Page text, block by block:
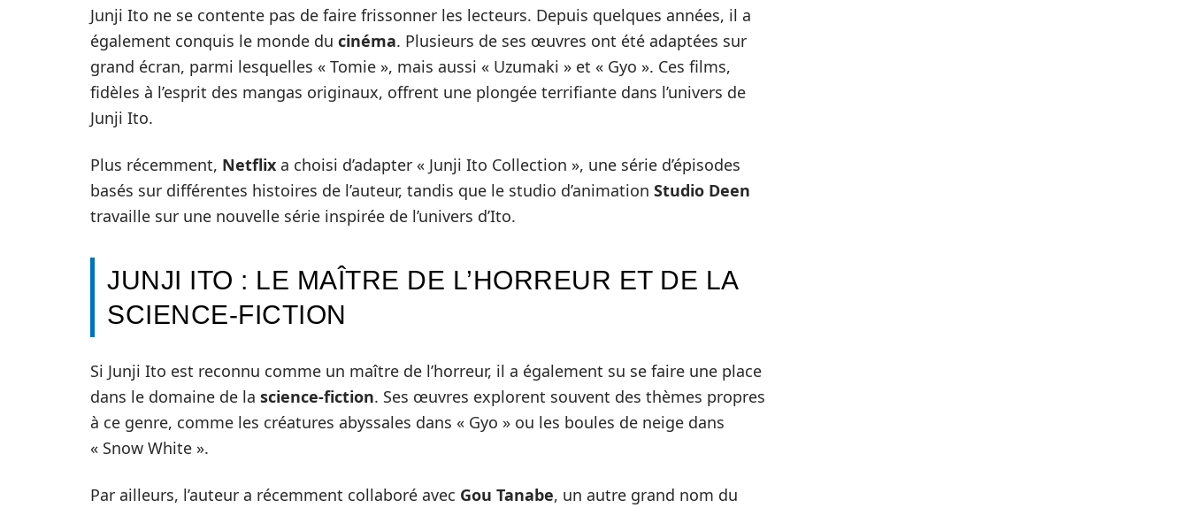
Junji Ito ne se contente pas de faire frissonner les lecteurs. Depuis quelques années, il a
également conquis le monde du cinéma. Plusieurs de ses œuvres ont été adaptées sur
grand écran, parmi lesquelles « Tomie », mais aussi « Uzumaki » et « Gyo ». Ces films,
fidèles à l’esprit des mangas originaux, offrent une plongée terrifiante dans l’univers de
Junji Ito.
Plus récemment, Netflix a choisi d’adapter « Junji Ito Collection », une série d’épisodes
basés sur différentes histoires de l’auteur, tandis que le studio d’animation Studio Deen
travaille sur une nouvelle série inspirée de l’univers d’Ito.
JUNJI ITO : LE MAÎTRE DE L’HORREUR ET DE LA
SCIENCE-FICTION
Si Junji Ito est reconnu comme un maître de l’horreur, il a également su se faire une place
dans le domaine de la science-fiction. Ses œuvres explorent souvent des thèmes propres
à ce genre, comme les créatures abyssales dans « Gyo » ou les boules de neige dans
« Snow White ».
Par ailleurs, l’auteur a récemment collaboré avec Gou Tanabe, un autre grand nom du